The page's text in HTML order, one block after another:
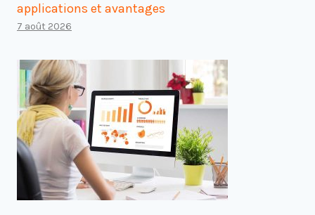
applications et avantages
7 août 2026